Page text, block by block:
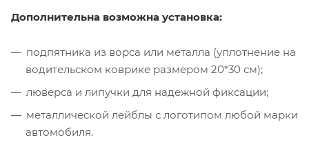
Дополнительна возможна установка:
подпятника из ворса или металла (уплотнение на
водительском коврике размером 20*30 см);
люверса и липучки для надежной фиксации;
металлической лейблы с логотипом любой марки
автомобиля.